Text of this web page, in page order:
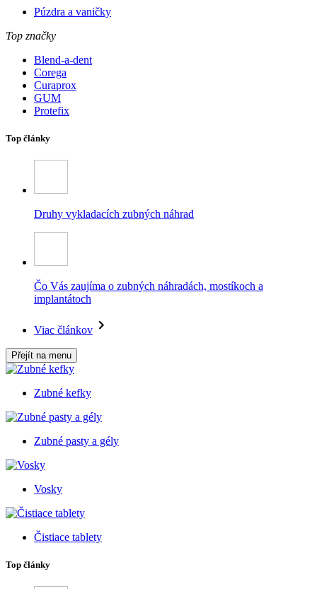
Púzdra a vaničky
Top značky
Blend-a-dent
Corega
Curaprox
GUM
Protefix
Top články
Druhy vykladacích zubných náhrad
Čo Vás zaujíma o zubných náhradách, mostíkoch a
implantátoch
Viac článkov
Přejít na menu
Zubné kefky
Zubné pasty a gély
Vosky
Čistiace tablety
Top články